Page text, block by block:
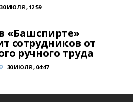
30 ИЮЛЯ , 12:59
«Башспирте»
сотрудников от
ручного труда
30 ИЮЛЯ , 04:47